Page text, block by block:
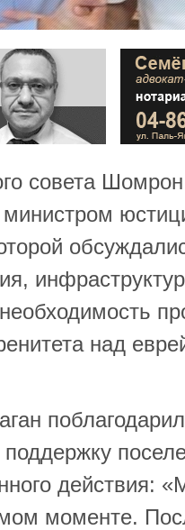
совета
министром
над
действия:
моменте.